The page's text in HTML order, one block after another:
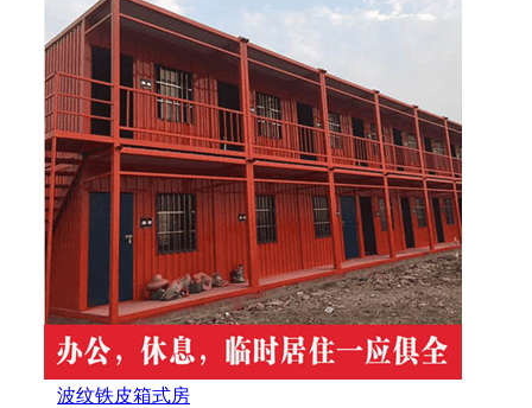
波纹铁皮箱式房